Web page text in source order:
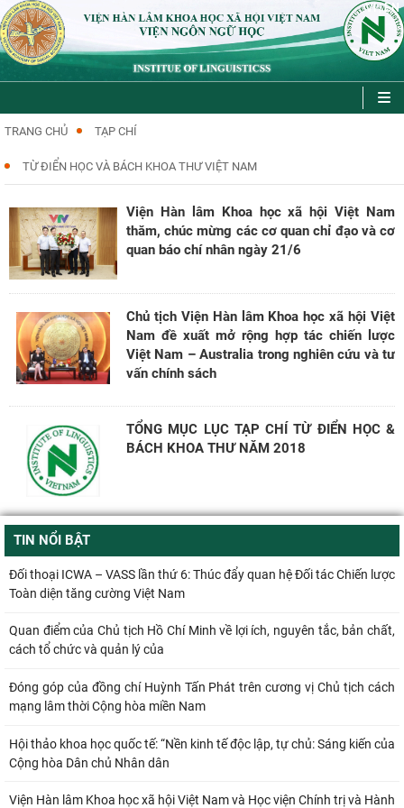
VI|EN
TRANG CHỦ TẠP CHÍ
TỪ ĐIỂN HỌC VÀ BÁCH KHOA THƯ VIỆT NAM
Viện Hàn lâm Khoa học xã hội Việt Nam
thăm, chúc mừng các cơ quan chỉ đạo và cơ
quan báo chí nhân ngày 21/6
Chủ tịch Viện Hàn lâm Khoa học xã hội Việt
Nam đề xuất mở rộng hợp tác chiến lược
Việt Nam – Australia trong nghiên cứu và tư
vấn chính sách
TỔNG MỤC LỤC TẠP CHÍ TỪ ĐIỂN HỌC &
BÁCH KHOA THƯ NĂM 2018
TIN NỔI BẬT
Đối thoại ICWA – VASS lần thứ 6: Thúc đẩy quan hệ Đối tác Chiến lược
Toàn diện tăng cường Việt Nam
Quan điểm của Chủ tịch Hồ Chí Minh về lợi ích, nguyên tắc, bản chất,
cách tổ chức và quản lý của
Đóng góp của đồng chí Huỳnh Tấn Phát trên cương vị Chủ tịch cách
mạng lâm thời Cộng hòa miền Nam
Hội thảo khoa học quốc tế: “Nền kinh tế độc lập, tự chủ: Sáng kiến của
Cộng hòa Dân chủ Nhân dân
Viện Hàn lâm Khoa học xã hội Việt Nam và Học viện Chính trị và Hành